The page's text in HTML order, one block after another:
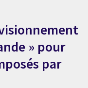
» pour
par